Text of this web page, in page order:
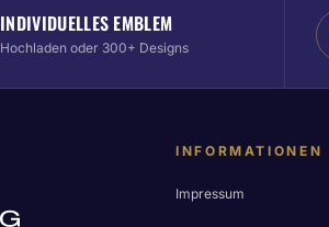
INDIVIDUELLES EMBLEM
Hochladen oder 300+ Designs
INFORMATIONEN
Impressum